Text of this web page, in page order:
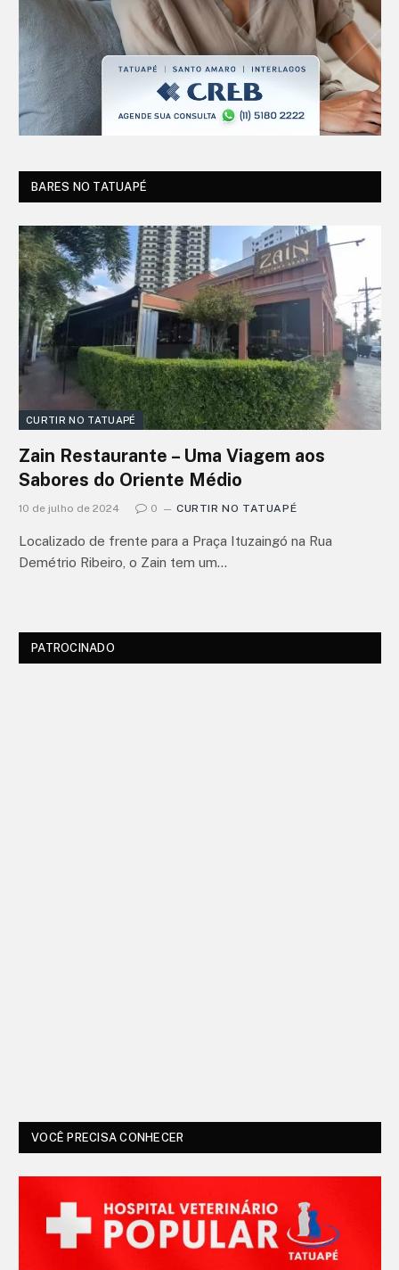
BARES NO TATUAPÉ
CURTIR NO TATUAPÉ
Zain Restaurante – Uma Viagem aos
Sabores do Oriente Médio
10 de julho de 2024 0 CURTIR NO TATUAPÉ
Localizado de frente para a Praça Ituzaingó na Rua
Demétrio Ribeiro, o Zain tem um…
PATROCINADO
VOCÊ PRECISA CONHECER